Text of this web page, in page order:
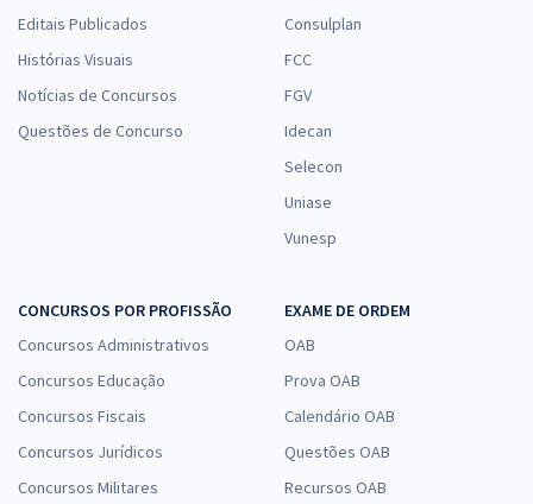
Editais Publicados
Histórias Visuais
Notícias de Concursos
Questões de Concurso
Consulplan
FCC
FGV
Idecan
Selecon
Uniase
Vunesp
CONCURSOS POR PROFISSÃO
Concursos Administrativos
Concursos Educação
Concursos Fiscais
Concursos Jurídicos
Concursos Militares
EXAME DE ORDEM
OAB
Prova OAB
Calendário OAB
Questões OAB
Recursos OAB